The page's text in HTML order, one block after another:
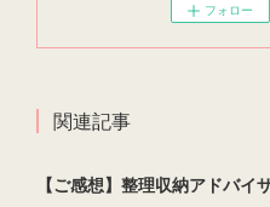
フォロー
関連記事